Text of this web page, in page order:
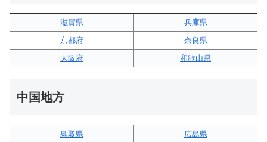
滋賀県
兵庫県
京都府
奈良県
大阪府
和歌山県
中国地方
鳥取県
広島県